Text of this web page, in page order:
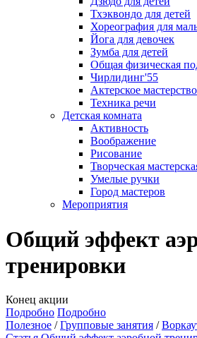
Тхэквондо для детей
Хореография для
Йога для девочек
Зумба для детей
Общая физическая
Чирлидинг'55
Актерское мастерство
Техника речи
Детская комната
Активность
Воображение
Рисование
Творческая
Умелые ручки
Город мастеров
Мероприятия
Общий эффект
тренировки
Конец акции
Подробно Подробно
Полезное
Групповые занятия